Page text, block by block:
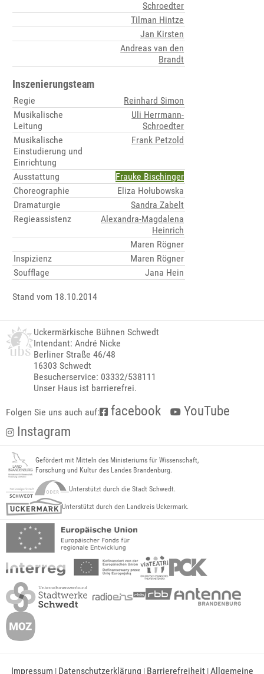
Schroedter
Tilman Hintze
Jan Kirsten
Andreas van den
Brandt
Inszenierungsteam
Regie
Reinhard Simon
Musikalische
Leitung
Uli Herrmann-
Schroedter
Musikalische
Einstudierung und
Einrichtung
Frank Petzold
Ausstattung
Frauke Bischinger
Choreographie
Eliza Hołubowska
Dramaturgie
Sandra Zabelt
Regieassistenz
Alexandra-Magdalena
Heinrich
Maren Rögner
Inspizienz
Maren Rögner
Soufflage
Jana Hein
Stand vom 18.10.2014
Uckermärkische Bühnen Schwedt
Intendant: André Nicke
Berliner Straße 46/48
16303 Schwedt
Besucherservice: 03332/538111
Unser Haus ist barrierefrei.
Folgen Sie uns auch auf: facebook
YouTube
Instagram
Gefördert mit Mitteln des Ministeriums für Wissenschaft,
Forschung und Kultur des Landes Brandenburg.
Unterstützt durch die Stadt Schwedt.
Unterstützt durch den Landkreis Uckermark.
Impressum | Datenschutzerklärung | Barrierefreiheit|Allgemeine